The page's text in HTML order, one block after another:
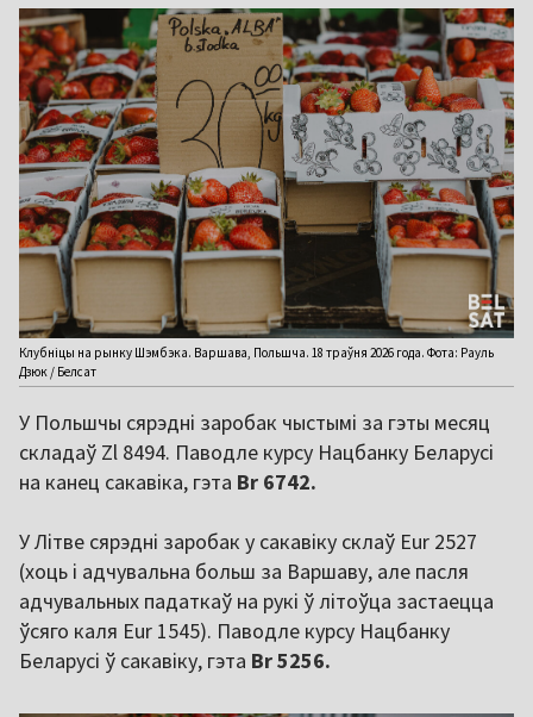
Клубніцы на рынку Шэмбэка. Варшава, Польшча. 18 траўня 2026 года. Фота: Рауль
Дзюк / Белсат
У Польшчы сярэдні заробак чыстымі за гэты месяц
складаў Zl 8494. Паводле курсу Нацбанку Беларусі
на канец сакавіка, гэта Br 6742.
У Літве сярэдні заробак у сакавіку склаў Eur 2527
(хоць і адчувальна больш за Варшаву, але пасля
адчувальных падаткаў на рукі ў літоўца застаецца
ўсяго каля Eur 1545). Паводле курсу Нацбанку
Беларусі ў сакавіку, гэта Br 5256.